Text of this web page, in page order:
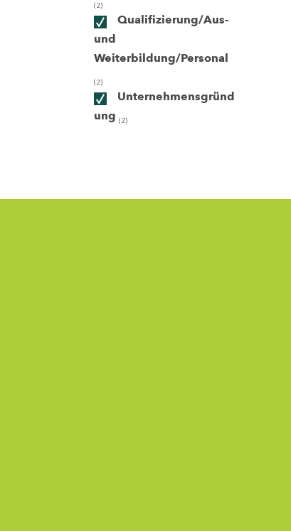
(2)
Qualifizierung/Aus-
und
Weiterbildung/Personal
(2)
Unternehmensgründ
ung (2)